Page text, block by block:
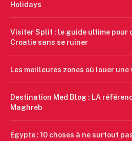
Holidays
Visiter Split : le guide ultime pour
Croatie sans se ruiner
Les meilleures zones où louer
Destination Med Blog : LA
Maghreb
Égypte : 10 choses à ne surtout